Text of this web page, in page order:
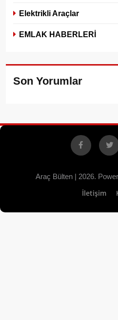
Elektrikli Araçlar
EMLAK HABERLERİ
Son Yorumlar
Facebook
X
Araç Bülten | 2026.
İletişim